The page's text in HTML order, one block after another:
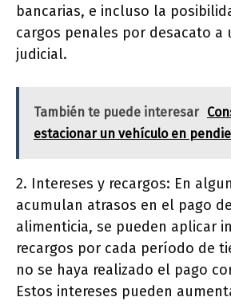
bancarias, e incluso la
cargos penales por desacato a
judicial.
También te puede interesar
estacionar un vehículo en
2. Intereses y recargos: En
acumulan atrasos en el pago
alimenticia, se pueden aplicar
recargos por cada período de
no se haya realizado el pago
Estos intereses pueden